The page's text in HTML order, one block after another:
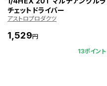
チェットドライバー
アストロプロダクツ
1,529円
13ポイント